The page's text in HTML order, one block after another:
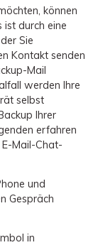
können
ist durch eine
Sie
Kontakt senden
Mail
werden Ihre
selbst
Ihrer
erfahren
Mail-Chat-
und
Gespräch
in